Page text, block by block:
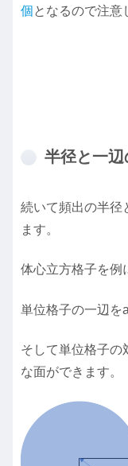
個となるので注意
半径と一
続いて頻出の半径
ます。
体心立方格子を例
単位格子の一辺を
そして単位格子の
な面ができます。